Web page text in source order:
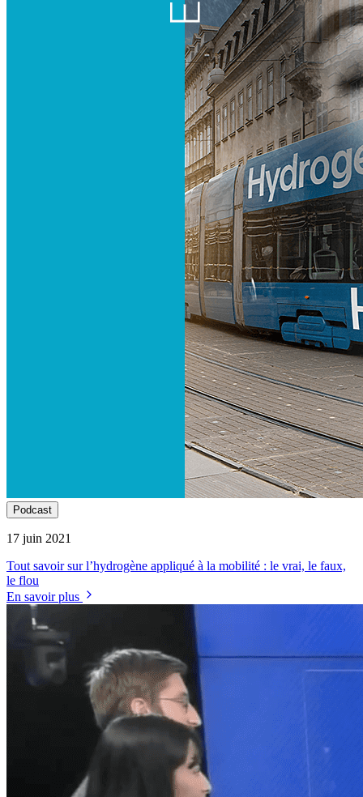
Podcast
17 juin 2021
Tout savoir sur l’hydrogène appliqué à la mobilité : le vrai, le faux,
le flou
En savoir plus